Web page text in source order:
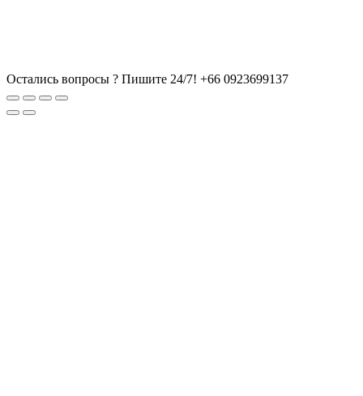
Остались вопросы ? Пишите 24/7! +66 0923699137